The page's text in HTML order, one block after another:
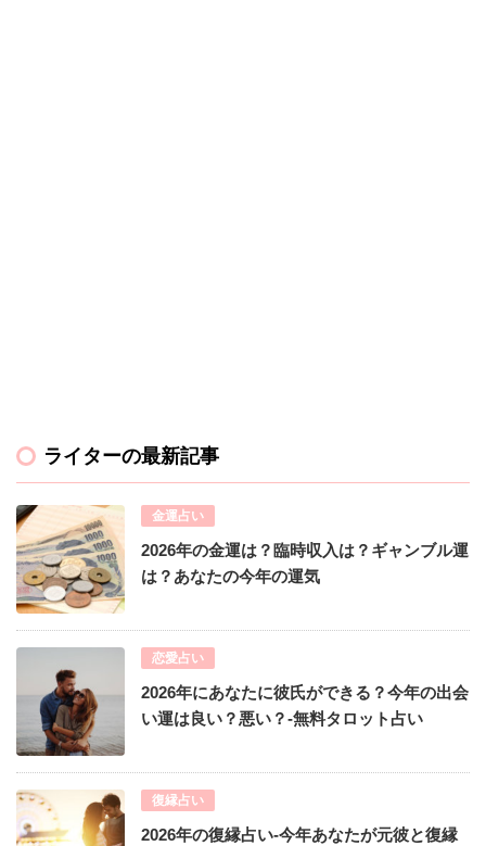
ライターの最新記事
金運占い
2026年の金運は？臨時収入は？ギャンブル運
は？あなたの今年の運気
恋愛占い
2026年にあなたに彼氏ができる？今年の出会
い運は良い？悪い？-無料タロット占い
復縁占い
2026年の復縁占い-今年あなたが元彼と復縁